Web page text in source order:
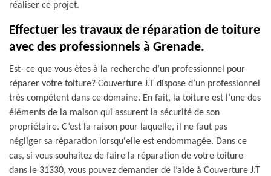
réaliser ce projet.
Effectuer les travaux de réparation de toiture
avec des professionnels à Grenade.
Est- ce que vous êtes à la recherche d’un professionnel pour
réparer votre toiture? Couverture J.T dispose d’un professionnel
très compétent dans ce domaine. En fait, la toiture est l’une des
éléments de la maison qui assurent la sécurité de son
propriétaire. C’est la raison pour laquelle, il ne faut pas
négliger sa réparation lorsqu'elle est endommagée. Dans ce
cas, si vous souhaitez de faire la réparation de votre toiture
dans le 31330, vous pouvez demander de l’aide à Couverture J.T